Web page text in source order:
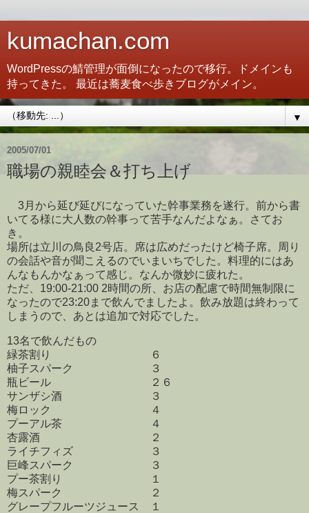
kumachan.com
WordPressの鯖管理が面倒になったので移行。ドメインも
持ってきた。 最近は蕎麦食べ歩きブログがメイン。
▼
2005/07/01
職場の親睦会＆打ち上げ
3月から延び延びになっていた幹事業務を遂行。前から書
いてる様に大人数の幹事って苦手なんだよなぁ。さてお
き。
場所は立川の鳥良2号店。席は広めだったけど椅子席。周り
の会話や音が聞こえるのでいまいちでした。料理的にはあ
んなもんかなぁって感じ。なんか微妙に疲れた。
ただ、19:00-21:00 2時間の所、お店の配慮で時間無制限に
なったので23:20まで飲んでましたよ。飲み放題は終わって
しまうので、あとは追加で対応でした。
13名で飲んだもの
緑茶割り ６
柚子スパーク ３
瓶ビール ２６
サンザシ酒 ３
梅ロック ４
プーアル茶 ４
杏露酒 ２
ライチフィズ ３
巨峰スパーク ３
プー茶割り １
梅スパーク ２
グレープフルーツジュース １